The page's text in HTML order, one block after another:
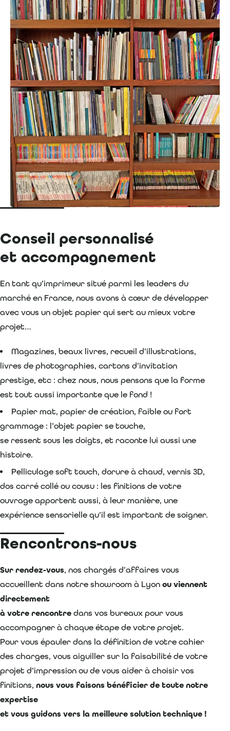
Conseil personnalisé
et accompagnement
En tant qu’imprimeur situé parmi les leaders du
marché en France, nous avons à cœur de développer
avec vous un objet papier qui sert au mieux votre
projet…
Magazines, beaux livres, recueil d’illustrations,
livres de photographies, cartons d’invitation
prestige, etc : chez nous, nous pensons que la forme
est tout aussi importante que le fond !
Papier mat, papier de création, faible ou fort
grammage : l’objet papier se touche,
se ressent sous les doigts, et raconte lui aussi une
histoire.
Pelliculage soft touch, dorure à chaud, vernis 3D,
dos carré collé ou cousu : les finitions de votre
ouvrage apportent aussi, à leur manière, une
expérience sensorielle qu’il est important de soigner.
Rencontrons-nous
Sur rendez-vous, nos chargés d’affaires vous
accueillent dans notre showroom à Lyon ou viennent
directement
à votre rencontre dans vos bureaux pour vous
accompagner à chaque étape de votre projet.
Pour vous épauler dans la définition de votre cahier
des charges, vous aiguiller sur la faisabilité de votre
projet d’impression ou de vous aider à choisir vos
finitions, nous vous faisons bénéficier de toute notre
expertise
et vous guidons vers la meilleure solution technique !